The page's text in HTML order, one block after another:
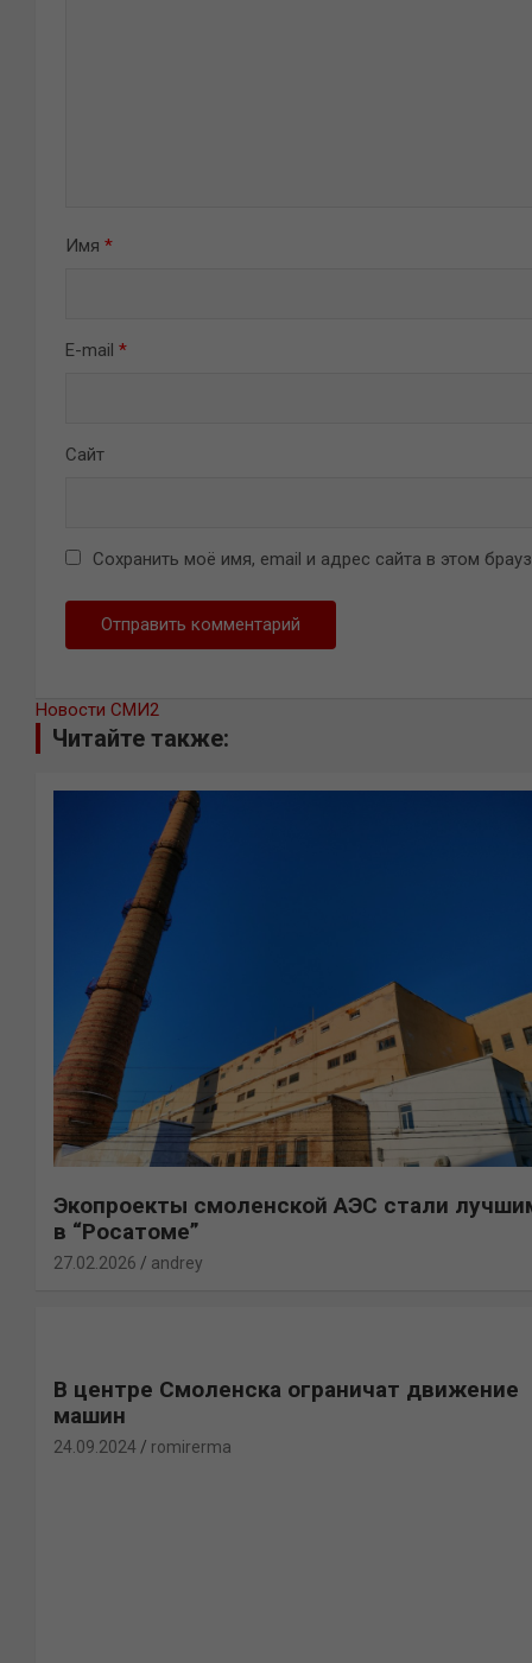
Имя *
E-mail *
Сайт
Сохранить моё имя, email и адрес сайта в этом
Новости СМИ2
Читайте также:
Экопроекты смоленской АЭС стали
в “Росатоме”
27.02.2026 andrey
В центре Смоленска ограничат движение
машин
24.09.2024 romirerma